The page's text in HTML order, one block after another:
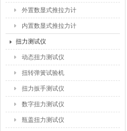
外置数显式推拉力计
内置数显式推拉力计
扭力测试仪
动态扭力测试仪
扭转弹簧试验机
扭力扳手测试仪
数字扭力测试仪
瓶盖扭力测试仪